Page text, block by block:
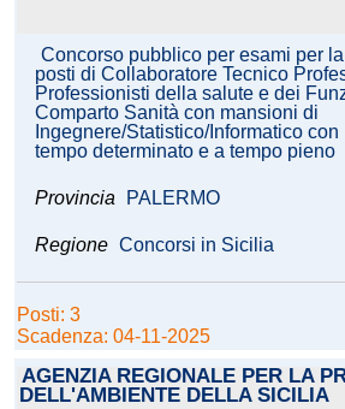
Concorso pubblico per esami per
posti di Collaboratore Tecnico
Professionisti della salute e dei
Comparto Sanità con mansioni di
Ingegnere/Statistico/Informatico
tempo determinato e a tempo pieno
Provincia PALERMO
Regione Concorsi in Sicilia
Posti: 3
Scadenza: 04-11-2025
AGENZIA REGIONALE PER LA
DELL'AMBIENTE DELLA SICILIA